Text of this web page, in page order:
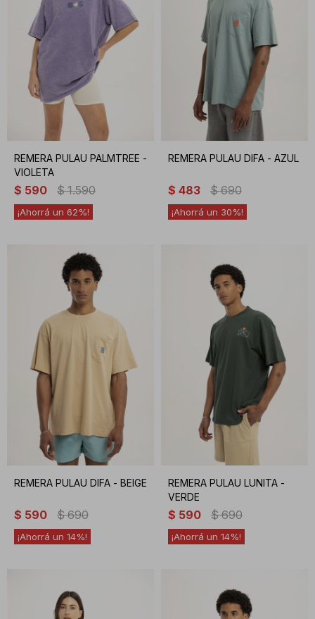
REMERA PULAU PALMTREE -
VIOLETA
$ 590 $ 1.590
62
REMERA PULAU DIFA - AZUL
$ 483 $ 690
30
REMERA PULAU DIFA - BEIGE
$ 590 $ 690
14
REMERA PULAU LUNITA -
VERDE
$ 590 $ 690
14